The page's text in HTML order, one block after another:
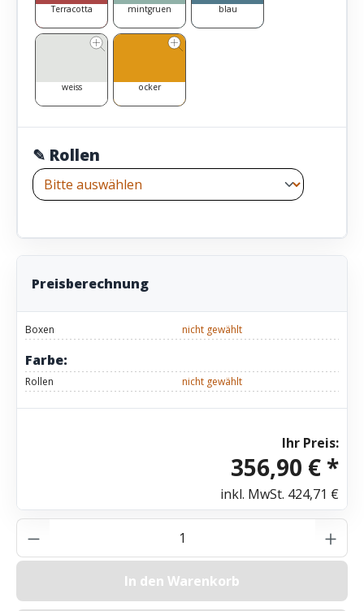
Terracotta mintgruen blau
weiss ocker
✎ Rollen
Preisberechnung
Boxen nicht gewählt
Farbe:
Rollen nicht gewählt
Ihr Preis:
356,90 € *
inkl. MwSt. 424,71 €
Produkt Anzahl: Gib den gewünschten
In den Warenkorb